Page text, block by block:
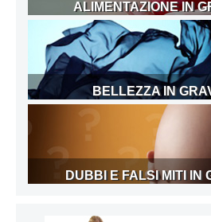
ALIMENTAZIONE IN
BELLEZZA IN
DUBBI E FALSI MITI IN